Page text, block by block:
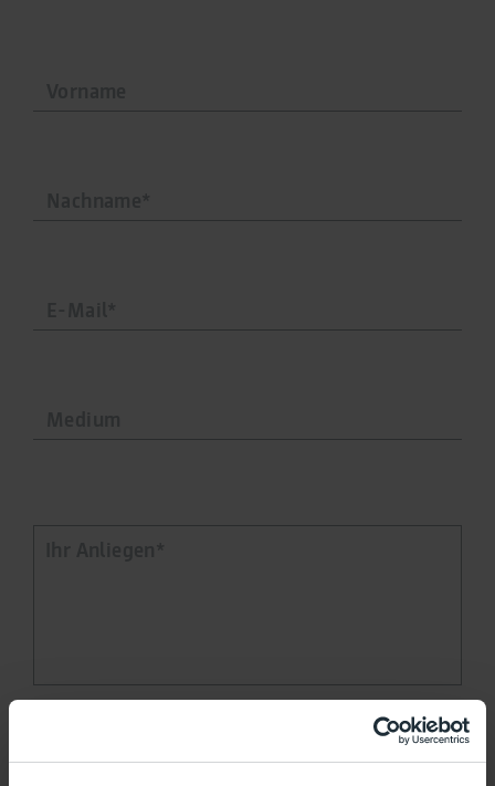
Meine Nachricht soll an die Flughafen Berlin
Brandenburg GmbH zur Bearbeitung übermittelt